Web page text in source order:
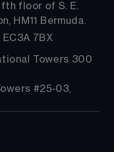
floor of S. E.
HM11 Bermuda.
7BX
Towers 300
#25-03,